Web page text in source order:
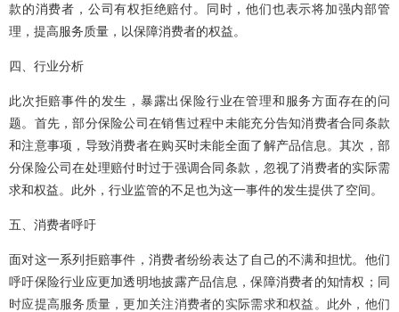
款的消费者，公司有权拒绝赔付。同时，他们也表示将加强内部管
理，提高服务质量，以保障消费者的权益。
四、行业分析
此次拒赔事件的发生，暴露出保险行业在管理和服务方面存在的问
题。首先，部分保险公司在销售过程中未能充分告知消费者合同条款
和注意事项，导致消费者在购买时未能全面了解产品信息。其次，部
分保险公司在处理赔付时过于强调合同条款，忽视了消费者的实际需
求和权益。此外，行业监管的不足也为这一事件的发生提供了空间。
五、消费者呼吁
面对这一系列拒赔事件，消费者纷纷表达了自己的不满和担忧。他们
呼吁保险行业应更加透明地披露产品信息，保障消费者的知情权；同
时应提高服务质量，更加关注消费者的实际需求和权益。此外，他们